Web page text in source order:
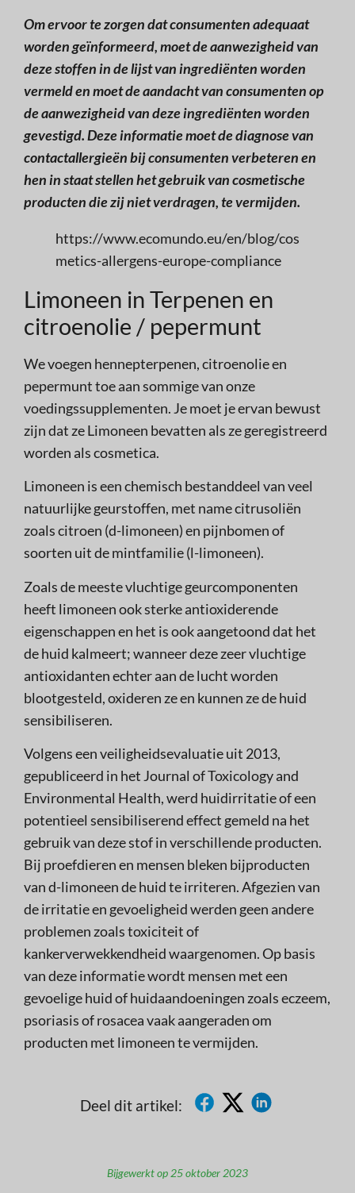
Om ervoor te zorgen dat consumenten adequaat
worden geïnformeerd, moet de aanwezigheid van
deze stoffen in de lijst van ingrediënten worden
vermeld en moet de aandacht van consumenten op
de aanwezigheid van deze ingrediënten worden
gevestigd. Deze informatie moet de diagnose van
contactallergieën bij consumenten verbeteren en
hen in staat stellen het gebruik van cosmetische
producten die zij niet verdragen, te vermijden.
https://www.ecomundo.eu/en/blog/cos
metics-allergens-europe-compliance
Limoneen in Terpenen en
citroenolie / pepermunt
We voegen hennepterpenen, citroenolie en
pepermunt toe aan sommige van onze
voedingssupplementen. Je moet je ervan bewust
zijn dat ze Limoneen bevatten als ze geregistreerd
worden als cosmetica.
Limoneen is een chemisch bestanddeel van veel
natuurlijke geurstoffen, met name citrusoliën
zoals citroen (d-limoneen) en pijnbomen of
soorten uit de mintfamilie (l-limoneen).
Zoals de meeste vluchtige geurcomponenten
heeft limoneen ook sterke antioxiderende
eigenschappen en het is ook aangetoond dat het
de huid kalmeert; wanneer deze zeer vluchtige
antioxidanten echter aan de lucht worden
blootgesteld, oxideren ze en kunnen ze de huid
sensibiliseren.
Volgens een veiligheidsevaluatie uit 2013,
gepubliceerd in het Journal of Toxicology and
Environmental Health, werd huidirritatie of een
potentieel sensibiliserend effect gemeld na het
gebruik van deze stof in verschillende producten.
Bij proefdieren en mensen bleken bijproducten
van d-limoneen de huid te irriteren. Afgezien van
de irritatie en gevoeligheid werden geen andere
problemen zoals toxiciteit of
kankerverwekkendheid waargenomen. Op basis
van deze informatie wordt mensen met een
gevoelige huid of huidaandoeningen zoals eczeem,
psoriasis of rosacea vaak aangeraden om
producten met limoneen te vermijden.
Deel dit artikel:
Bijgewerkt op 25 oktober 2023